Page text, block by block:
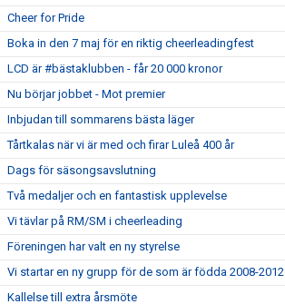
Cheer for Pride
Boka in den 7 maj för en riktig cheerleadingfest
LCD är #bästaklubben - får 20 000 kronor
Nu börjar jobbet - Mot premier
Inbjudan till sommarens bästa läger
Tårtkalas när vi är med och firar Luleå 400 år
Dags för säsongsavslutning
Två medaljer och en fantastisk upplevelse
Vi tävlar på RM/SM i cheerleading
Föreningen har valt en ny styrelse
Vi startar en ny grupp för de som är födda 2008-2012
Kallelse till extra årsmöte